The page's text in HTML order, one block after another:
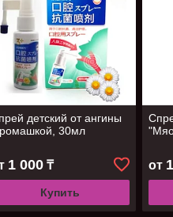
детский от ангины
30мл
1 000₸
Купить
от